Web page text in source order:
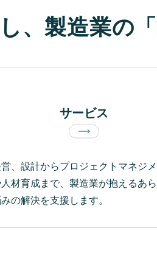
、製造業の
サービス
、設計からプロジェクトマネジメ
材育成まで、製造業が抱えるあ
の解決を支援します。